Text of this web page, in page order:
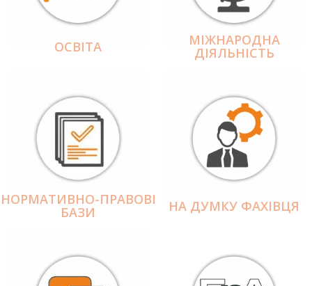
ОСВІТА МІЖНАРОДНА
ДІЯЛЬНІCТЬ
НОРМАТИВНО-ПРАВОВІ
БАЗИ НА ДУМКУ ФАХІВЦЯ